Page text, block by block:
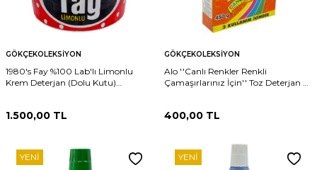
GÖKÇEKOLEKSIYON
1980's Fay %100 Lab'lı Limonlu
Krem Deterjan (Dolu Kutu)
1.500,00 TL
GÖKÇEKOLEKSIYON
Alo ''Canlı Renkler Renkli
Çamaşırlarınız İçin'' Toz Deterjan -
400,00 TL
YENI YENI